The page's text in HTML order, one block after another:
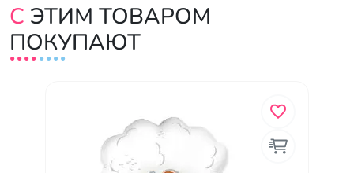
С ЭТИМ ТОВАРОМ
ПОКУПАЮТ